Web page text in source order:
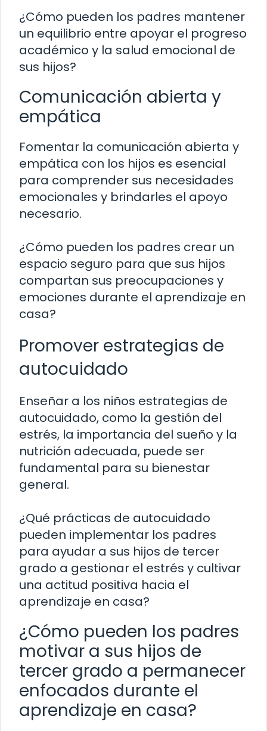
¿Cómo pueden los padres mantener
un equilibrio entre apoyar el progreso
académico y la salud emocional de
sus hijos?
Comunicación abierta y
empática
Fomentar la comunicación abierta y
empática con los hijos es esencial
para comprender sus necesidades
emocionales y brindarles el apoyo
necesario.
¿Cómo pueden los padres crear un
espacio seguro para que sus hijos
compartan sus preocupaciones y
emociones durante el aprendizaje en
casa?
Promover estrategias de
autocuidado
Enseñar a los niños estrategias de
autocuidado, como la gestión del
estrés, la importancia del sueño y la
nutrición adecuada, puede ser
fundamental para su bienestar
general.
¿Qué prácticas de autocuidado
pueden implementar los padres
para ayudar a sus hijos de tercer
grado a gestionar el estrés y cultivar
una actitud positiva hacia el
aprendizaje en casa?
¿Cómo pueden los padres
motivar a sus hijos de
tercer grado a permanecer
enfocados durante el
aprendizaje en casa?